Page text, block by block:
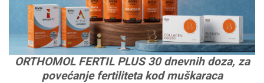
ORTHOMOL FERTIL PLUS 30 dnevnih doza, za
povećanje fertiliteta kod muškaraca